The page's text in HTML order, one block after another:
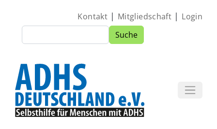
Suche Suche
Kontakt| Mitgliedschaft | Login